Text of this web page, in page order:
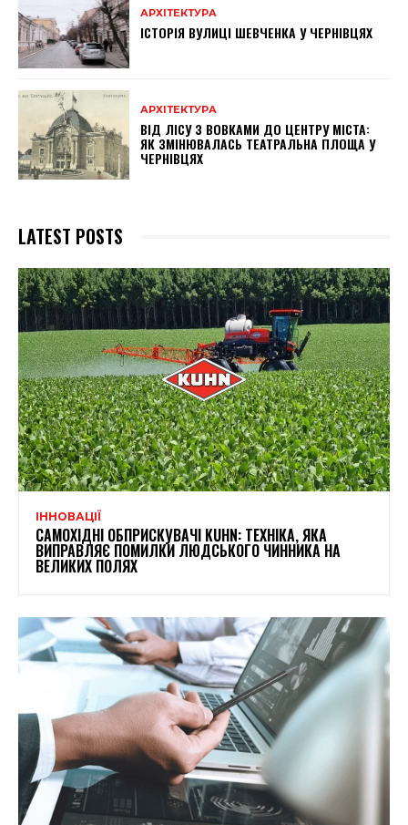
АРХІТЕКТУРА
ІСТОРІЯ ВУЛИЦІ ШЕВЧЕНКА У ЧЕРНІВЦЯХ
АРХІТЕКТУРА
ВІД ЛІСУ З ВОВКАМИ ДО ЦЕНТРУ МІСТА:
ЯК ЗМІНЮВАЛАСЬ ТЕАТРАЛЬНА ПЛОЩА У
ЧЕРНІВЦЯХ
LATEST POSTS
ІННОВАЦІЇ
САМОХІДНІ ОБПРИСКУВАЧІ KUHN: ТЕХНІКА, ЯКА
ВИПРАВЛЯЄ ПОМИЛКИ ЛЮДСЬКОГО ЧИННИКА НА
ВЕЛИКИХ ПОЛЯХ